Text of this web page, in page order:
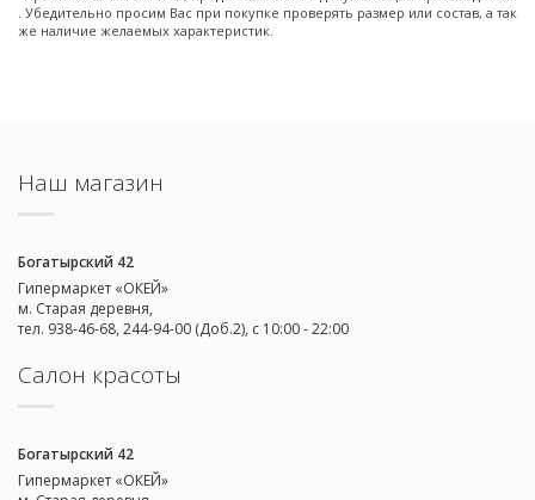
. Убедительно просим Вас при покупке проверять размер или состав, а так
же наличие желаемых характеристик.
Наш магазин
Богатырский 42
Гипермаркет «ОКЕЙ»
м. Старая деревня,
тел. 938-46-68, 244-94-00 (Доб.2), c 10:00 - 22:00
Салон красоты
Богатырский 42
Гипермаркет «ОКЕЙ»